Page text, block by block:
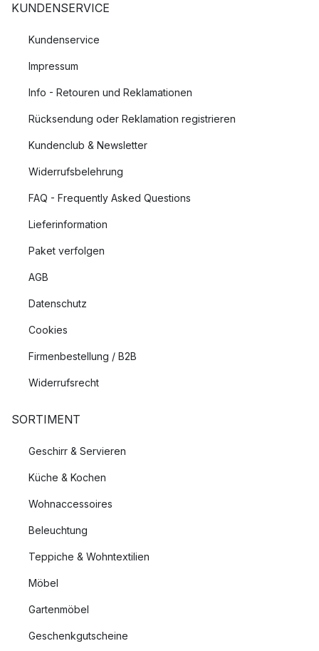
KUNDENSERVICE
Kundenservice
Impressum
Info - Retouren und Reklamationen
Rücksendung oder Reklamation registrieren
Kundenclub & Newsletter
Widerrufsbelehrung
FAQ - Frequently Asked Questions
Lieferinformation
Paket verfolgen
AGB
Datenschutz
Cookies
Firmenbestellung / B2B
Widerrufsrecht
SORTIMENT
Geschirr & Servieren
Küche & Kochen
Wohnaccessoires
Beleuchtung
Teppiche & Wohntextilien
Möbel
Gartenmöbel
Geschenkgutscheine